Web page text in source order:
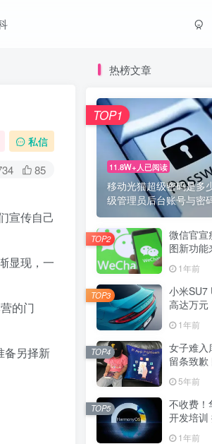
私信
85
宣传自己
显现，一
的门
备另择新
热榜文章
11.8W+人已阅读
移动光猫超级密码是多
级管理员后台账号与密
TOP1
微信官宣
图新功能
1年前
TOP2
小米SU7
高达万元
1年前
TOP3
女子难入
留条致歉
5年前
TOP4
不收费！
开发培训
1年前
TOP5